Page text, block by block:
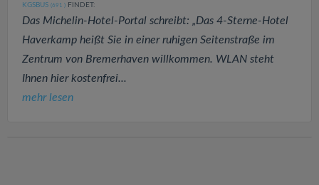
KGSBUS (691 ) FINDET:
Das Michelin-Hotel-Portal schreibt: „Das 4-Sterne-Hotel
Haverkamp heißt Sie in einer ruhigen Seitenstraße im
Zentrum von Bremerhaven willkommen. WLAN steht
Ihnen hier kostenfrei...
mehr lesen